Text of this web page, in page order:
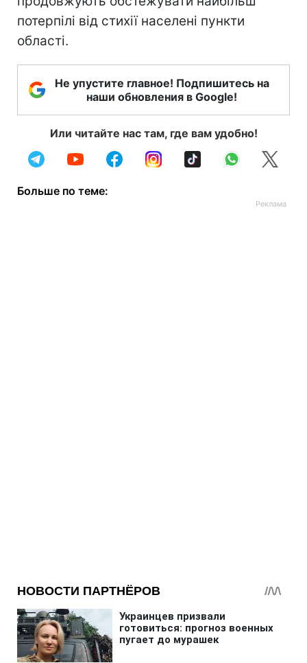
потерпілі від стихії населені пункти
області.
Не упустите главное! Подпишитесь на
наши обновления в Google!
Или читайте нас там, где вам удобно!
Больше по теме: